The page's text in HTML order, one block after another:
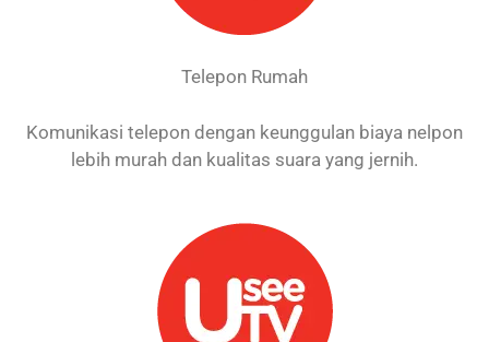
Telepon Rumah
Komunikasi telepon dengan keunggulan biaya nelpon
lebih murah dan kualitas suara yang jernih.